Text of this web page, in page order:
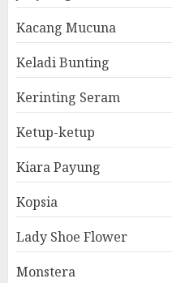
Kacang Mucuna
Keladi Bunting
Kerinting Seram
Ketup-ketup
Kiara Payung
Kopsia
Lady Shoe Flower
Monstera